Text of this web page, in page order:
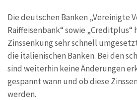
Die deutschen Banken „Vereinigte
Raiffeisenbank“ sowie „Creditplus“
Zinssenkung sehr schnell
die italienischen Banken. Bei den
sind weiterhin keine Änderungen
gespannt wann und ob diese
werden.